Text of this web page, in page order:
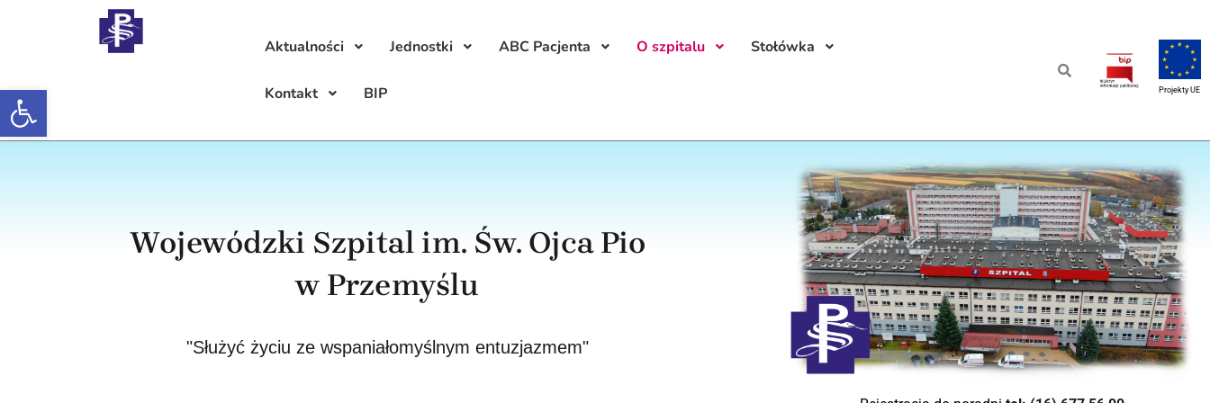
Otwórz pasek narzędzi
Aktualności Jednostki ABC Pacjenta O szpitalu Stołówka
Kontakt BIP Projekty UE
Wojewódzki Szpital im. Św. Ojca Pio
w Przemyślu
"Służyć życiu ze wspaniałomyślnym entuzjazmem"